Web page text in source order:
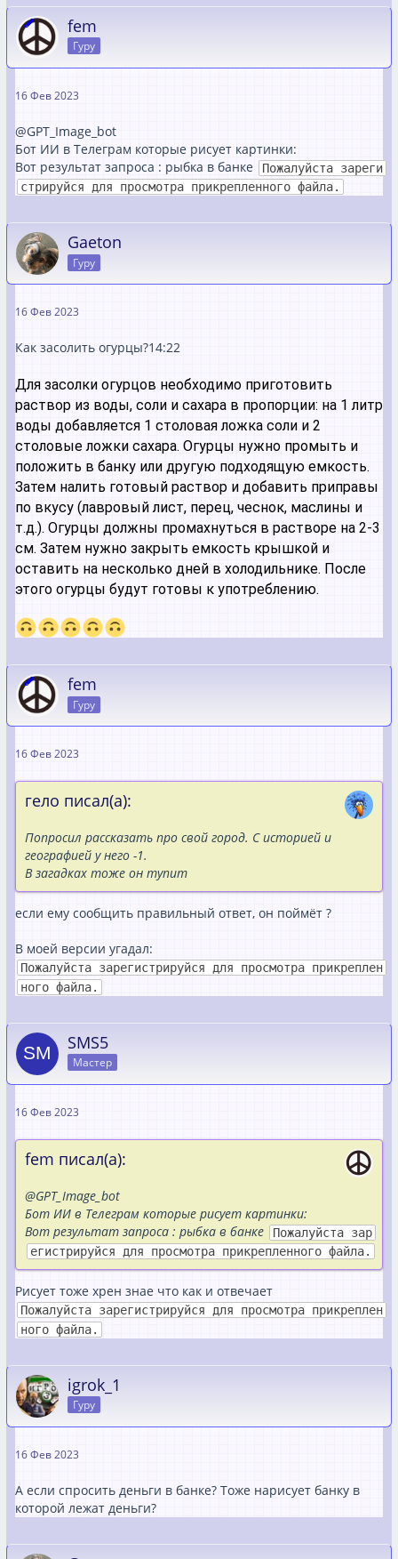
fem
Гуру
16 Фев 2023
@GPT_Image_bot
Бот ИИ в Телеграм которые рисует картинки:
Вот результат запроса : рыбка в банке
Пожалуйста зареги
стрируйся для просмотра прикрепленного файла.
Gaeton
Гуру
16 Фев 2023
Как засолить огурцы?14:22
Для засолки огурцов необходимо приготовить
раствор из воды, соли и сахара в пропорции: на 1 литр
воды добавляется 1 столовая ложка соли и 2
столовые ложки сахара. Огурцы нужно промыть и
положить в банку или другую подходящую емкость.
Затем налить готовый раствор и добавить приправы
по вкусу (лавровый лист, перец, чеснок, маслины и
т.д.). Огурцы должны промахнуться в растворе на 2-3
см. Затем нужно закрыть емкость крышкой и
оставить на несколько дней в холодильнике. После
этого огурцы будут готовы к употреблению.
fem
Гуру
16 Фев 2023
гело писал(а):
Попросил рассказать про свой город. С историей и
географией у него -1.
В загадках тоже он тупит
если ему сообщить правильный ответ, он поймёт ?
В моей версии угадал:
Пожалуйста зарегистрируйся для просмотра прикреплен
ного файла.
SMS5
Мастер
16 Фев 2023
fem писал(а):
@GPT_Image_bot
Бот ИИ в Телеграм которые рисует картинки:
Вот результат запроса : рыбка в банке
Пожалуйста зар
егистрируйся для просмотра прикрепленного файла.
Рисует тоже хрен знае что как и отвечает
Пожалуйста зарегистрируйся для просмотра прикреплен
ного файла.
igrok_1
Гуру
16 Фев 2023
А если спросить деньги в банке? Тоже нарисует банку в
которой лежат деньги?